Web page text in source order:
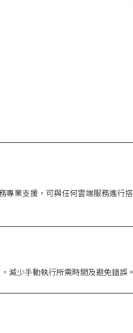
專業支援，可與任何雲端服務進行搭
減少手動執行所需時間及避免錯誤。